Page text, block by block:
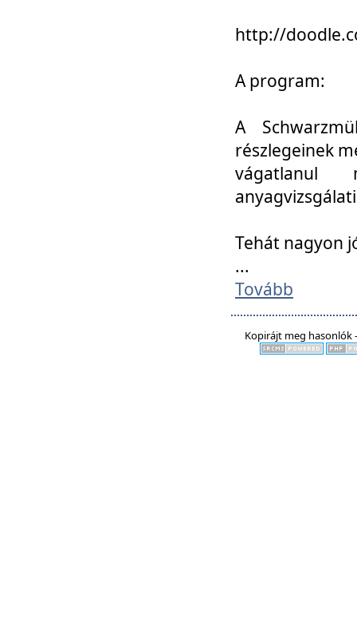
http://
A program:
A
részlegeinek
vágatlanul
Tehát nagyon
...
Tovább
Kopirájt meg hasonlók